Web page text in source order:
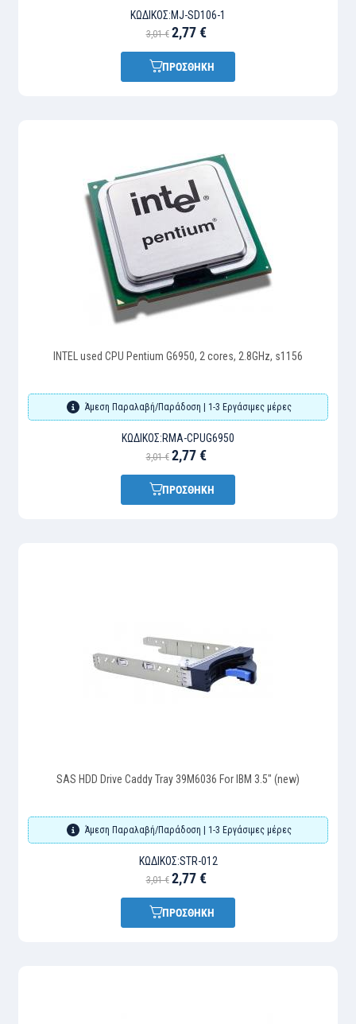
ΚΩΔΙΚΌΣ:MJ-SD106-1
3,01 € 2,77 €
ΠΡΟΣΘΗΚΗ
INTEL used CPU Pentium G6950, 2 cores, 2.8GHz, s1156
Άμεση Παραλαβή/Παράδοση | 1-3 Εργάσιμες μέρες
ΚΩΔΙΚΌΣ:RMA-CPUG6950
3,01 € 2,77 €
ΠΡΟΣΘΗΚΗ
SAS HDD Drive Caddy Tray 39M6036 For IBM 3.5" (new)
Άμεση Παραλαβή/Παράδοση | 1-3 Εργάσιμες μέρες
ΚΩΔΙΚΌΣ:STR-012
3,01 € 2,77 €
ΠΡΟΣΘΗΚΗ